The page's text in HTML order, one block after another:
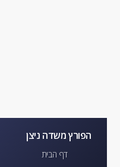
הפורץ משדה ניצן
דף הבית